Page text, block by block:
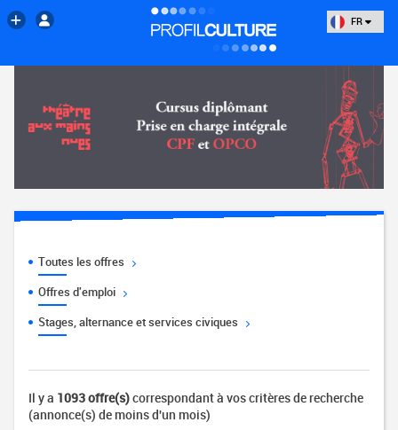
FR
Toutes les offres
Offres d'emploi
Stages, alternance et services civiques
Il y a 1093 offre(s)correspondant à vos critères de recherche
(annonce(s) de moins d'un mois)